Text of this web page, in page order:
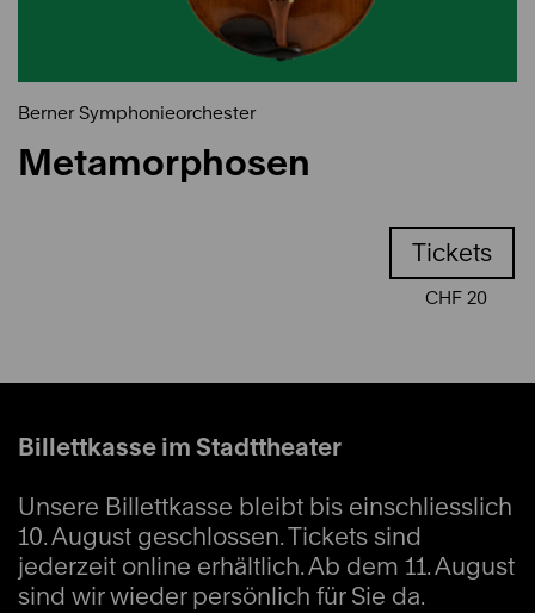
Berner Symphonieorchester
Metamorphosen
Tickets
CHF 20
Billettkasse im Stadttheater
Unsere Billettkasse bleibt bis einschliesslich
10. August geschlossen. Tickets sind
jederzeit online erhältlich. Ab dem 11. August
sind wir wieder persönlich für Sie da.